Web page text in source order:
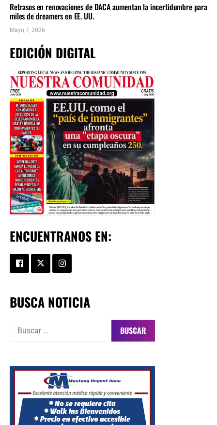
Retrasos en renovaciones de DACA aumentan la incertidumbre para
miles de dreamers en EE. UU.
Mayo 7, 2026
EDICIÓN DIGITAL
ENCUENTRANOS EN:
BUSCA NOTICIA
Buscar: